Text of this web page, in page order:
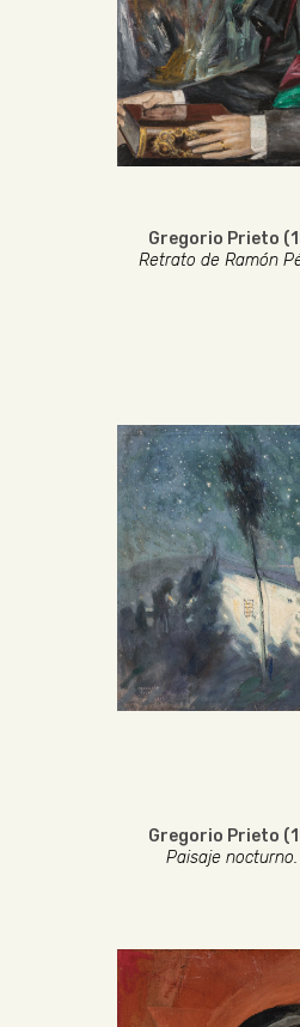
Gregorio Prieto
Retrato de Ramón
Gregorio Prieto
Paisaje